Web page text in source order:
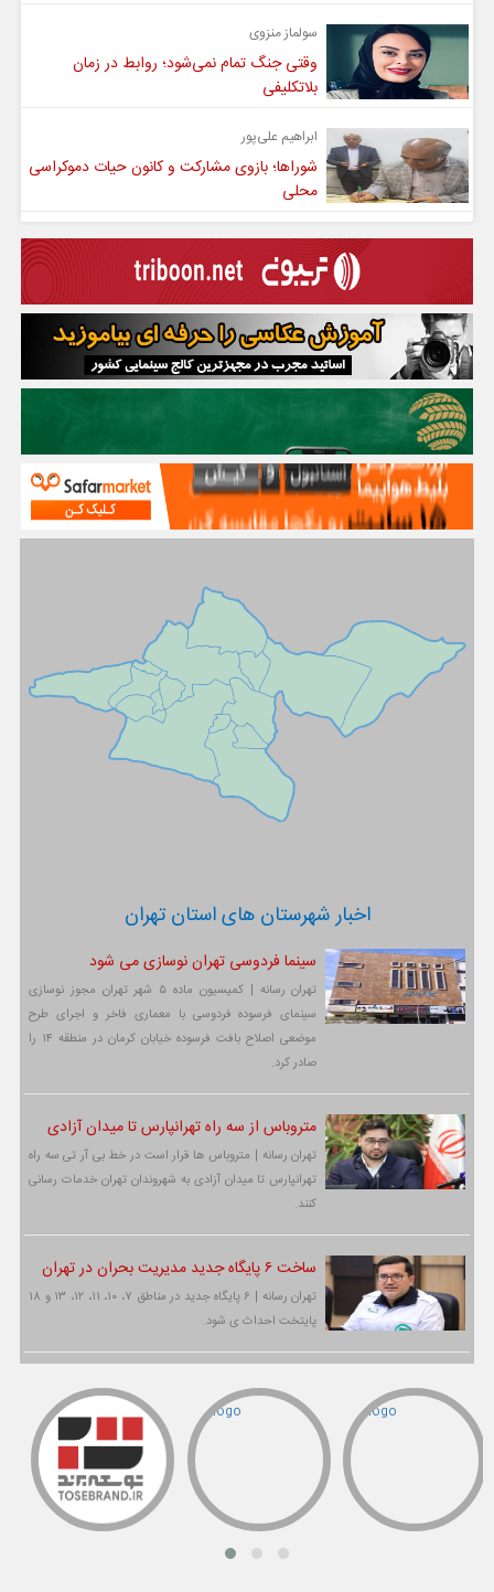
سولماز منزوی
وقتی جنگ تمام نمی‌شود؛ روابط در زمان
بلاتکلیفی
ابراهیم علی‌پور
شوراها؛ بازوی مشارکت و کانون حیات دموکراسی
محلی
اخبار شهرستان های استان تهران
سینما فردوسی تهران نوسازی می شود
تهران رسانه | کمیسیون ماده ۵ شهر تهران مجوز نوسازی
سینمای فرسوده فردوسی با معماری فاخر و اجرای طرح
موضعی اصلاح بافت فرسوده خیابان کرمان در منطقه ۱۴ را
صادر کرد.
متروباس از سه راه تهرانپارس تا میدان آزادی
تهران رسانه | متروباس ها قرار است در خط بی آر تی سه راه
تهرانپارس تا میدان آزادی به شهروندان تهران خدمات رسانی
کنند.
ساخت ۶ پایگاه جدید مدیریت بحران در تهران
تهران رسانه | ۶ پایگاه جدید در مناطق ۷، ۱۰، ۱۱، ۱۲، ۱۳ و ۱۸
پایتخت احداث ی شود.